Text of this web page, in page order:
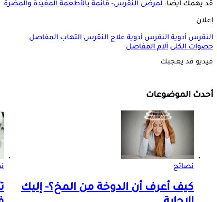
قد يهمك أيضًا: لمرضى النقرس- قائمة بالأطعمة المفيدة والمضرة
إعلان
النقرس أدوية النقرس أدوية علاج النقرس التهاب المفاصل
حصوات الكلى آلام المفاصل
فيديو قد يعجبك
أحدث الموضوعات
نصائح
كيف أعرف أن الدوخة من المخ؟- إليك